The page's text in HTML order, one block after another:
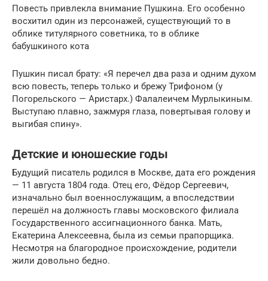
Повесть привлекла внимание Пушкина. Его особенно
восхитил один из персонажей, существующий то в
облике титулярного советника, то в облике
бабушкиного кота
Пушкин писал брату: «Я перечел два раза и одним духом
всю повесть, теперь только и брежу Трифоном (у
Погорельского — Аристарх.) Фалалеичем Мурлыкиным.
Выступаю плавно, зажмуря глаза, повертывая голову и
выгибая спину».
Детские и юношеские годы
Будущий писатель родился в Москве, дата его рождения
— 11 августа 1804 года. Отец его, Фёдор Сергеевич,
изначально был военнослужащим, а впоследствии
перешёл на должность главы московского филиала
Государственного ассигнационного банка. Мать,
Екатерина Алексеевна, была из семьи прапорщика.
Несмотря на благородное происхождение, родители
жили довольно бедно.